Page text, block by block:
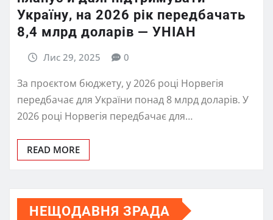
Україну, на 2026 рік передбачать
8,4 млрд доларів — УНІАН
Лис 29, 2025 0
За проєктом бюджету, у 2026 році Норвегія
передбачає для України понад 8 млрд доларів. У
2026 році Норвегія передбачає для…
READ MORE
НЕЩОДАВНЯ ЗРАДА